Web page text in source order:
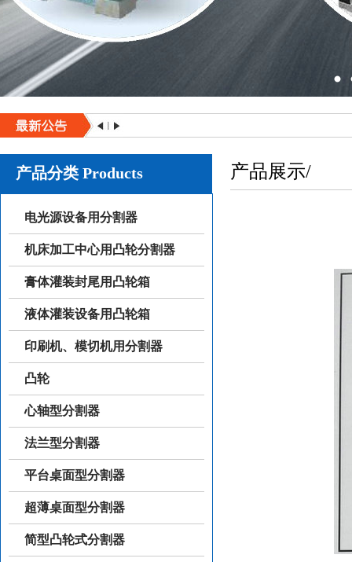
产品分类 Products
电光源设备用分割器
机床加工中心用凸轮分割器
膏体灌装封尾用凸轮箱
液体灌装设备用凸轮箱
印刷机、模切机用分割器
凸轮
心轴型分割器
法兰型分割器
平台桌面型分割器
超薄桌面型分割器
简型凸轮式分割器
产品展示/